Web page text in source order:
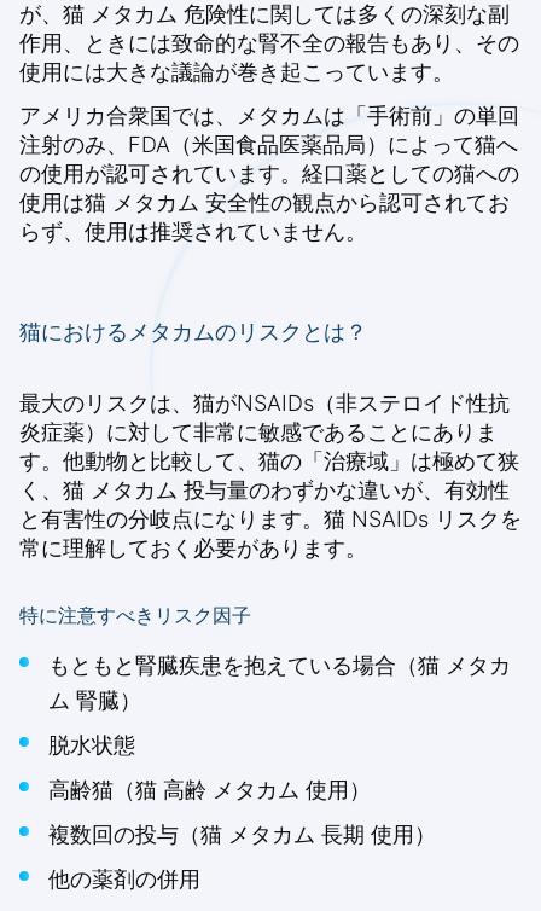
が、猫 メタカム 危険性に関しては多くの深刻な副
作用、ときには致命的な腎不全の報告もあり、その
使用には大きな議論が巻き起こっています。
アメリカ合衆国では、メタカムは「手術前」の単回
注射のみ、FDA（米国食品医薬品局）によって猫へ
の使用が認可されています。経口薬としての猫への
使用は猫 メタカム 安全性の観点から認可されてお
らず、使用は推奨されていません。
猫におけるメタカムのリスクとは？
最大のリスクは、猫がNSAIDs（非ステロイド性抗
炎症薬）に対して非常に敏感であることにありま
す。他動物と比較して、猫の「治療域」は極めて狭
く、猫 メタカム 投与量のわずかな違いが、有効性
と有害性の分岐点になります。猫 NSAIDs リスクを
常に理解しておく必要があります。
特に注意すべきリスク因子
もともと腎臓疾患を抱えている場合（猫 メタカ
ム 腎臓）
脱水状態
高齢猫（猫 高齢 メタカム 使用）
複数回の投与（猫 メタカム 長期 使用）
他の薬剤の併用